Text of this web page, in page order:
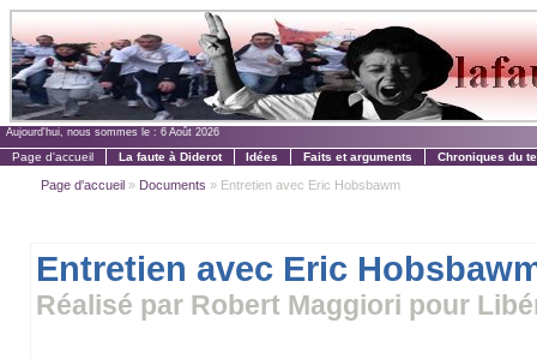
Aujourd'hui, nous sommes le : 6 Août 2026
Page d'accueil La faute à Diderot Idées Faits et arguments Chroniques du
Page d'accueil » Documents » Entretien avec Eric Hobsbawm
Entretien avec Eric
Réalisé par Robert Maggiori pour